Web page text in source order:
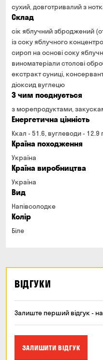
сухий, довготривалий з
Склад
сік яблучний зброджений
із соку яблучного
сироп на основі соку
виноматеріали столові
екстракт суниці,
діоксид вуглецю
З чим поєднується
з морепродуктами,
Енергетична цінність
Ккал - 51.6, вуглеводи - 12.9
Країна походження
Україна
Країна виробництва
Україна
Вид
Напівсолодке
Колір
Біле
ВІДГУКИ
Залиште перший відгук -
ЗАЛИШИТИ ВІДГУК